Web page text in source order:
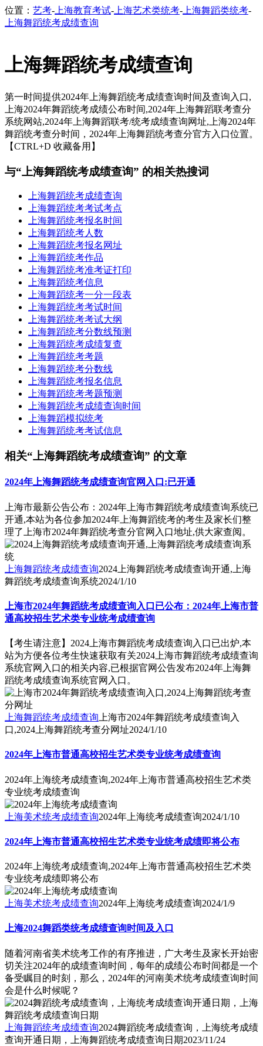
位置： 艺考- 上海教育考试- 上海艺术类统考- 上海舞蹈类统考-
上海舞蹈统考成绩查询
上海舞蹈统考成绩查询
第一时间提供2024年上海舞蹈统考成绩查询时间及查询入口,
上海2024年舞蹈统考成绩公布时间,2024年上海舞蹈联考查分
系统网站,2024年上海舞蹈联考/统考成绩查询网址,上海2024年
舞蹈统考查分时间，2024年上海舞蹈统考查分官方入口位置。
【CTRL+D 收藏备用】
与“上海舞蹈统考成绩查询” 的相关热搜词
上海舞蹈统考成绩查询
上海舞蹈统考考试考点
上海舞蹈统考报名时间
上海舞蹈统考人数
上海舞蹈统考报名网址
上海舞蹈统考作品
上海舞蹈统考准考证打印
上海舞蹈统考信息
上海舞蹈统考一分一段表
上海舞蹈统考考试时间
上海舞蹈统考考试大纲
上海舞蹈统考分数线预测
上海舞蹈统考成绩复查
上海舞蹈统考考题
上海舞蹈统考分数线
上海舞蹈统考报名信息
上海舞蹈统考考题预测
上海舞蹈统考成绩查询时间
上海舞蹈模拟统考
上海舞蹈统考考试信息
相关“上海舞蹈统考成绩查询” 的文章
2024年上海舞蹈统考成绩查询官网入口:已开通
上海市最新公告公布：2024年上海市舞蹈统考成绩查询系统已
开通,本站为各位参加2024年上海舞蹈统考的考生及家长们整
理了上海市2024年舞蹈统考查分官网入口地址,供大家查阅。
上海舞蹈统考成绩查询2024上海舞蹈统考成绩查询开通,上海
舞蹈统考成绩查询系统2024/1/10
上海市2024年舞蹈统考成绩查询入口已公布：2024年上海市普
通高校招生艺术类专业统考成绩查询
【考生请注意】2024上海市舞蹈统考成绩查询入口已出炉,本
站为方便各位考生快速获取有关2024上海市舞蹈统考成绩查询
系统官网入口的相关内容,已根据官网公告发布2024年上海舞
蹈统考成绩查询系统官网入口。
上海舞蹈统考成绩查询 上海市2024年舞蹈统考成绩查询入
口,2024上海舞蹈统考查分网址2024/1/10
2024年上海市普通高校招生艺术类专业统考成绩查询
2024年上海统考成绩查询,2024年上海市普通高校招生艺术类
专业统考成绩查询
上海美术统考成绩查询2024年上海统考成绩查询2024/1/10
2024年上海市普通高校招生艺术类专业统考成绩即将公布
2024年上海统考成绩查询,2024年上海市普通高校招生艺术类
专业统考成绩即将公布
上海美术统考成绩查询2024年上海统考成绩查询2024/1/9
上海2024舞蹈类统考成绩查询时间及入口
随着河南省美术统考工作的有序推进，广大考生及家长开始密
切关注2024年的成绩查询时间，每年的成绩公布时间都是一个
备受瞩目的时刻，那么，2024年的河南美术统考成绩查询时间
会是什么时候呢？
上海舞蹈统考成绩查询2024舞蹈统考成绩查询，上海统考成绩
查询开通日期，上海舞蹈统考成绩查询日期2023/11/24